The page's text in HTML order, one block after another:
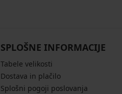
SPLOŠNE INFORMACIJE
Tabele velikosti
Dostava in plačilo
Splošni pogoji poslovanja